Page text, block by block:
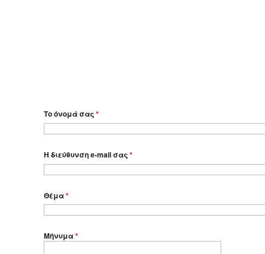
Το όνομά σας*
Η διεύθυνση e-mail σας*
Θέμα*
Μήνυμα*